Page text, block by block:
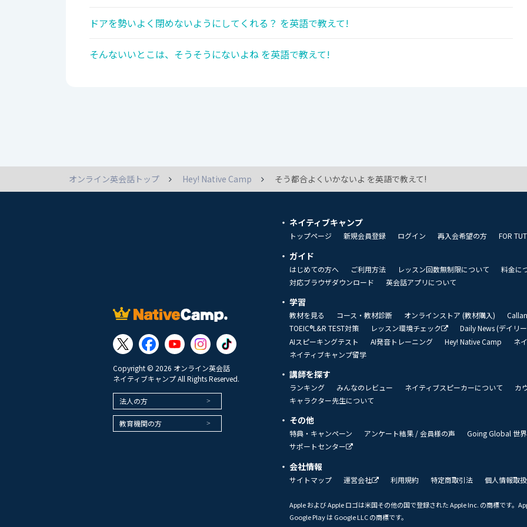
ドアを勢いよく閉めないようにしてくれる？ を英語で教えて!
そんないいとこは、そうそうにないよね を英語で教えて!
オンライン英会話トップ Hey! Native Camp そう都合よくいかないよ を英語で教えて!
Copyright © 2026 オンライン英会話
ネイティブキャンプ All Rights Reserved.
法人の方
教育機関の方
ネイティブキャンプ
トップページ 新規会員登録 ログイン 再入会希望の方 FOR
ガイド
はじめての方へ ご利用方法 レッスン回数無制限について
料金に
対応ブラウザダウンロード
英会話アプリについて
学習
教材を見る コース・教材診断 オンラインストア (教材購入)
TOEIC®L&R TEST対策
レッスン環境チェック
Daily News (デイリ
AIスピーキングテスト
AI発音トレーニング Hey! Native Camp
ネ
ネイティブキャンプ留学
講師を探す
ランキング みんなのレビュー ネイティブスピーカーについて
カ
キャラクター先生について
その他
特典・キャンペーン アンケート結果 / 会員様の声
Going Global 世
サポートセンター
会社情報
サイトマップ 運営会社 利用規約 特定商取引法 個人情報取
Apple および Apple ロゴは米国その他の国で登録された Apple Inc. の商標です。
Google Play は Google LLC の商標です。